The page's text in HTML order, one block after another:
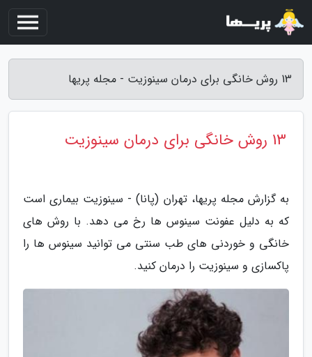
13 روش خانگی برای درمان سینوزیت - مجله پریها
13 روش خانگی برای درمان سینوزیت
به گزارش مجله پریها، تهران (پانا) - سینوزیت بیماری است
که به دلیل عفونت سینوس ها رخ می دهد. با روش های
خانگی و خوردنی های طب سنتی می توانید سینوس ها را
پاکسازی و سینوزیت را درمان کنید.